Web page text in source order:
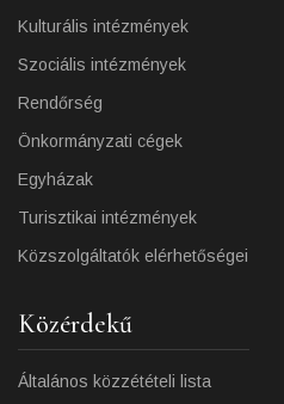
Kulturális intézmények
Szociális intézmények
Rendőrség
Önkormányzati cégek
Egyházak
Turisztikai intézmények
Közszolgáltatók elérhetőségei
Közérdekű
Általános közzétételi lista